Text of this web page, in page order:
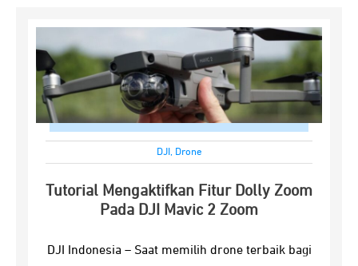
DJI , Drone
Tutorial Mengaktifkan Fitur Dolly Zoom
Pada DJI Mavic 2 Zoom
DJI Indonesia – Saat memilih drone terbaik bagi